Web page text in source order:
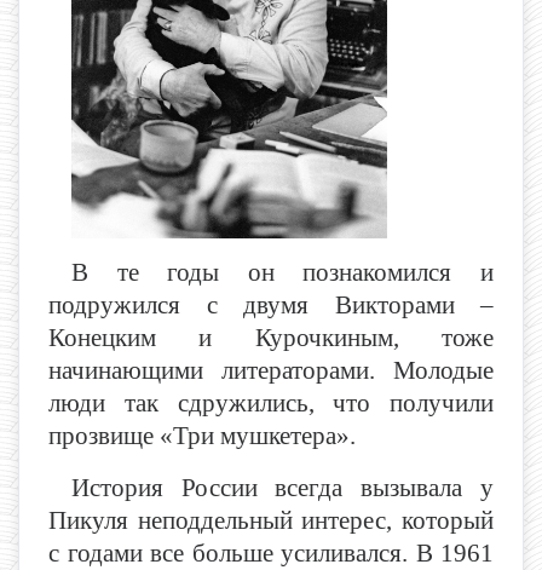
В те годы он познакомился и
подружился с двумя Викторами –
Конецким и Курочкиным, тоже
начинающими литераторами. Молодые
люди так сдружились, что получили
прозвище «Три мушкетера».
История России всегда вызывала у
Пикуля неподдельный интерес, который
с годами все больше усиливался. В 1961